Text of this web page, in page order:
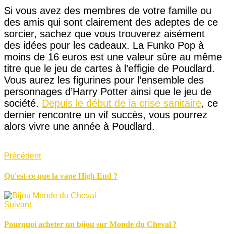
Si vous avez des membres de votre famille ou
des amis qui sont clairement des adeptes de ce
sorcier, sachez que vous trouverez aisément
des idées pour les cadeaux. La Funko Pop à
moins de 16 euros est une valeur sûre au même
titre que le jeu de cartes à l’effigie de Poudlard.
Vous aurez les figurines pour l’ensemble des
personnages d’Harry Potter ainsi que le jeu de
société. Depuis le début de la crise sanitaire, ce
dernier rencontre un vif succès, vous pourrez
alors vivre une année à Poudlard.
Précédent
Qu'est-ce que la vape High End ?
Suivant
Pourquoi acheter un bijou sur Monde du Cheval ?